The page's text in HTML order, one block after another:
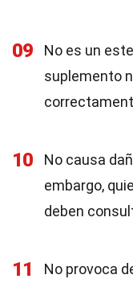
09
No es un
suplemento
10
No causa
embargo,
deben
11
No provoca